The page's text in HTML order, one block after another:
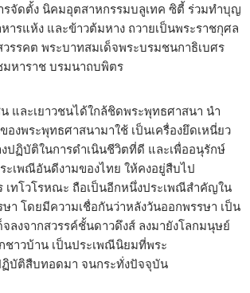
รจัดตั้ง นิคมอุตสาหกรรมบลูเทค ซิตี้ ร่วมทำบุญ
ารแห้ง และข้าวต้มหาง ถวายเป็นพระราชกุศล
วรรคต พระบาทสมเด็จพระบรมชนกาธิเบศร
หาราช บรมนาถบพิตร
และเยาวชนได้ใกล้ชิดพระพุทธศาสนา นำ
องพระพุทธศาสนามาใช้ เป็นเครื่องยึดเหนี่ยว
ปฏิบัติในการดำเนินชีวิตที่ดี และเพื่ออนุรักษ์
เพณีอันดีงามของไทย ให้คงอยู่สืบไป
เทโวโรหณะ ถือเป็นอีกหนึ่งประเพณีสำคัญใน
ษา โดยมีความเชื่อกันว่าหลังวันออกพรรษา เป็น
จลงจากสวรรค์ชั้นดาวดึงส์ ลงมายังโลกมนุษย์
าวบ้าน เป็นประเพณีนิยมที่พระ
บัติสืบทอดมา จนกระทั่งปัจจุบัน